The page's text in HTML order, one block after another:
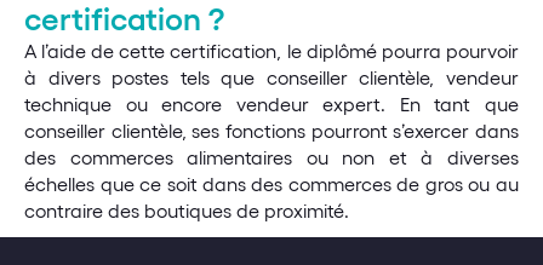
certification ?
A l’aide de cette certification, le diplômé pourra pourvoir
à divers postes tels que conseiller clientèle, vendeur
technique ou encore vendeur expert. En tant que
conseiller clientèle, ses fonctions pourront s’exercer dans
des commerces alimentaires ou non et à diverses
échelles que ce soit dans des commerces de gros ou au
contraire des boutiques de proximité.